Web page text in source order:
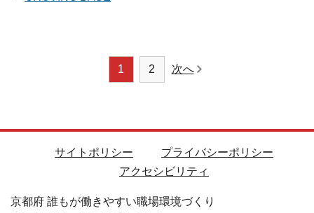
1 2 次へ
サイトポリシー
プライバシーポリシー
アクセシビリティ
京都府 誰もが働きやすい職場環境づくり